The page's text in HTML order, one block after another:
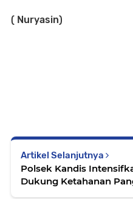
( Nuryasin)
Artikel Selanjutnya
Polsek Kandis
Dukung Ketahanan